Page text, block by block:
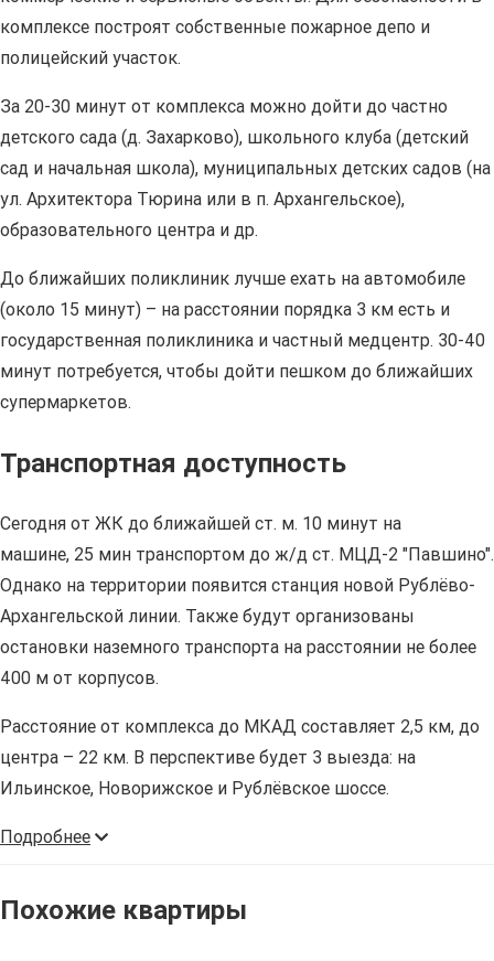
комплексе построят собственные пожарное депо и
полицейский участок.
За 20-30 минут от комплекса можно дойти до частно
детского сада (д. Захарково), школьного клуба (детский
сад и начальная школа), муниципальных детских садов (на
ул. Архитектора Тюрина или в п. Архангельское),
образовательного центра и др.
До ближайших поликлиник лучше ехать на автомобиле
(около 15 минут) – на расстоянии порядка 3 км есть и
государственная поликлиника и частный медцентр. 30-40
минут потребуется, чтобы дойти пешком до ближайших
супермаркетов.
Транспортная доступность
Сегодня от ЖК до ближайшей ст. м. 10 минут на
машине, 25 мин транспортом до ж/д ст. МЦД-2 "Павшино".
Однако на территории появится станция новой Рублёво-
Архангельской линии. Также будут организованы
остановки наземного транспорта на расстоянии не более
400 м от корпусов.
Расстояние от комплекса до МКАД составляет 2,5 км, до
центра – 22 км. В перспективе будет 3 выезда: на
Ильинское, Новорижское и Рублёвское шоссе.
Подробнее
Похожие квартиры